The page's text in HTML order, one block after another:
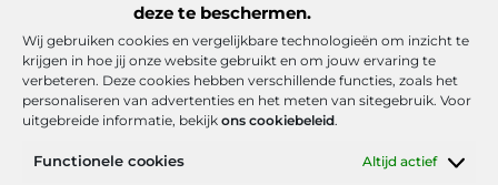
deze te beschermen.
Wij gebruiken cookies en vergelijkbare technologieën om inzicht te
krijgen in hoe jij onze website gebruikt en om jouw ervaring te
verbeteren. Deze cookies hebben verschillende functies, zoals het
personaliseren van advertenties en het meten van sitegebruik. Voor
uitgebreide informatie, bekijk ons cookiebeleid.
Functionele cookies Altijd actief